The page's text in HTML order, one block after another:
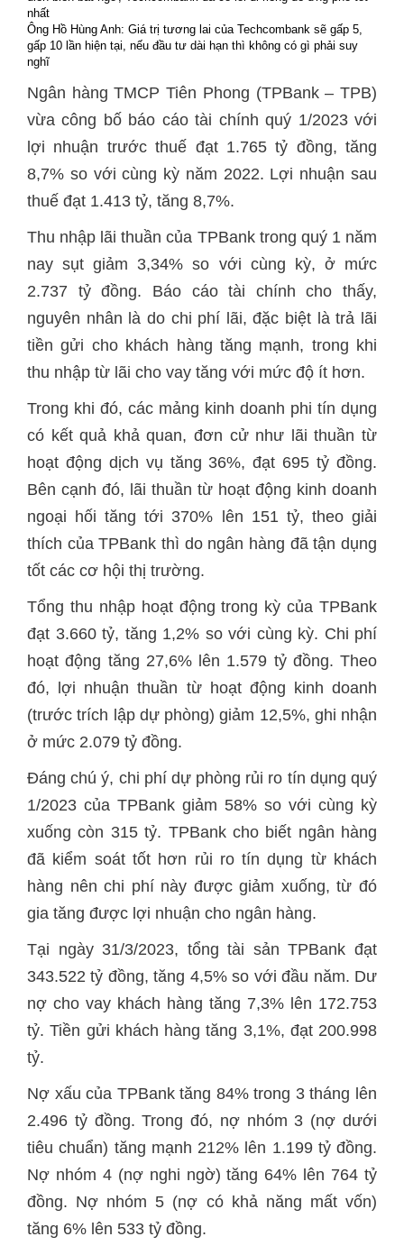
nhất
Ông Hồ Hùng Anh: Giá trị tương lai của Techcombank sẽ gấp 5,
gấp 10 lần hiện tại, nếu đầu tư dài hạn thì không có gì phải suy
nghĩ
Ngân hàng TMCP Tiên Phong (TPBank – TPB)
vừa công bố báo cáo tài chính quý 1/2023 với
lợi nhuận trước thuế đạt 1.765 tỷ đồng, tăng
8,7% so với cùng kỳ năm 2022. Lợi nhuận sau
thuế đạt 1.413 tỷ, tăng 8,7%.
Thu nhập lãi thuần của TPBank trong quý 1 năm
nay sụt giảm 3,34% so với cùng kỳ, ở mức
2.737 tỷ đồng. Báo cáo tài chính cho thấy,
nguyên nhân là do chi phí lãi, đặc biệt là trả lãi
tiền gửi cho khách hàng tăng mạnh, trong khi
thu nhập từ lãi cho vay tăng với mức độ ít hơn.
Trong khi đó, các mảng kinh doanh phi tín dụng
có kết quả khả quan, đơn cử như lãi thuần từ
hoạt động dịch vụ tăng 36%, đạt 695 tỷ đồng.
Bên cạnh đó, lãi thuần từ hoạt động kinh doanh
ngoại hối tăng tới 370% lên 151 tỷ, theo giải
thích của TPBank thì do ngân hàng đã tận dụng
tốt các cơ hội thị trường.
Tổng thu nhập hoạt động trong kỳ của TPBank
đạt 3.660 tỷ, tăng 1,2% so với cùng kỳ. Chi phí
hoạt động tăng 27,6% lên 1.579 tỷ đồng. Theo
đó, lợi nhuận thuần từ hoạt động kinh doanh
(trước trích lập dự phòng) giảm 12,5%, ghi nhận
ở mức 2.079 tỷ đồng.
Đáng chú ý, chi phí dự phòng rủi ro tín dụng quý
1/2023 của TPBank giảm 58% so với cùng kỳ
xuống còn 315 tỷ. TPBank cho biết ngân hàng
đã kiểm soát tốt hơn rủi ro tín dụng từ khách
hàng nên chi phí này được giảm xuống, từ đó
gia tăng được lợi nhuận cho ngân hàng.
Tại ngày 31/3/2023, tổng tài sản TPBank đạt
343.522 tỷ đồng, tăng 4,5% so với đầu năm. Dư
nợ cho vay khách hàng tăng 7,3% lên 172.753
tỷ. Tiền gửi khách hàng tăng 3,1%, đạt 200.998
tỷ.
Nợ xấu của TPBank tăng 84% trong 3 tháng lên
2.496 tỷ đồng. Trong đó, nợ nhóm 3 (nợ dưới
tiêu chuẩn) tăng mạnh 212% lên 1.199 tỷ đồng.
Nợ nhóm 4 (nợ nghi ngờ) tăng 64% lên 764 tỷ
đồng. Nợ nhóm 5 (nợ có khả năng mất vốn)
tăng 6% lên 533 tỷ đồng.